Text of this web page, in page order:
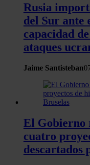
uso que haga del
sociales, publicidad y
con otra información
recopilado a partir del
Rusia
del Sur ante
capacidad
ataques
Jaime Santisteban
El Gobierno
cuatro
descartados